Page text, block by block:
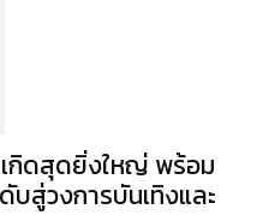
กิดสุดยิ่งใหญ่ พร้อม
บสู่วงการบันเทิงและ